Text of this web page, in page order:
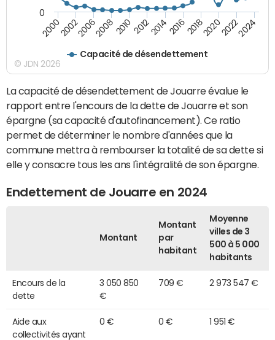
Capacité de désendettement
20002002200620082010 2012201420162018202020222024
0
© JDN 2026
La capacité de désendettement de Jouarre évalue le
rapport entre l'encours de la dette de Jouarre et son
épargne (sa capacité d'autofinancement). Ce ratio
permet de déterminer le nombre d'années que la
commune mettra à rembourser la totalité de sa dette si
elle y consacre tous les ans l'intégralité de son épargne.
Endettement de Jouarre en 2024
Montant
Montant
par
habitant
Moyenne
villes de 3
500 à 5 000
habitants
Encours de la
dette
3 050 850
€
709 € 2 973 547 €
Aide aux
collectivités ayant
0 € 0 € 1 951 €